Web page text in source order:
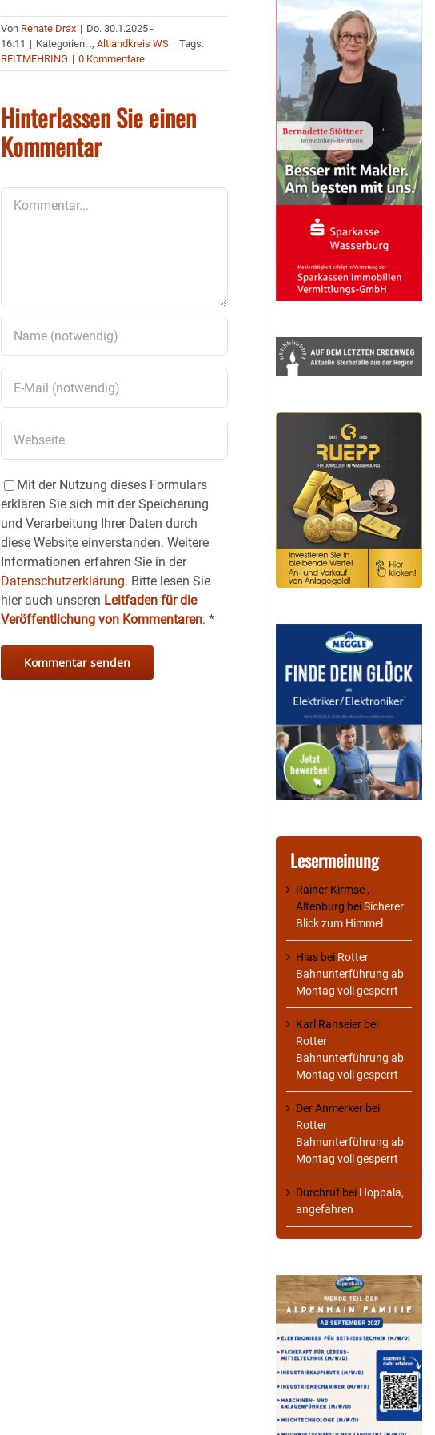
Von Renate Drax | Do. 30.1.2025 -
16:11 | Kategorien: .,Altlandkreis WS | Tags:
REITMEHRING | 0 Kommentare
Hinterlassen Sie einen
Kommentar
Mit der Nutzung dieses Formulars
erklären Sie sich mit der Speicherung
und Verarbeitung Ihrer Daten durch
diese Website einverstanden. Weitere
Informationen erfahren Sie in der
Datenschutzerklärung. Bitte lesen Sie
hier auch unseren Leitfaden für die
Veröffentlichung von Kommentaren.*
Lesermeinung
Rainer Kirmse ,
Altenburg beiSicherer
Blick zum Himmel
Hias bei Rotter
Bahnunterführung ab
Montag voll gesperrt
Karl Ranseier bei
Rotter
Bahnunterführung ab
Montag voll gesperrt
Der Anmerker bei
Rotter
Bahnunterführung ab
Montag voll gesperrt
Durchruf bei Hoppala,
angefahren